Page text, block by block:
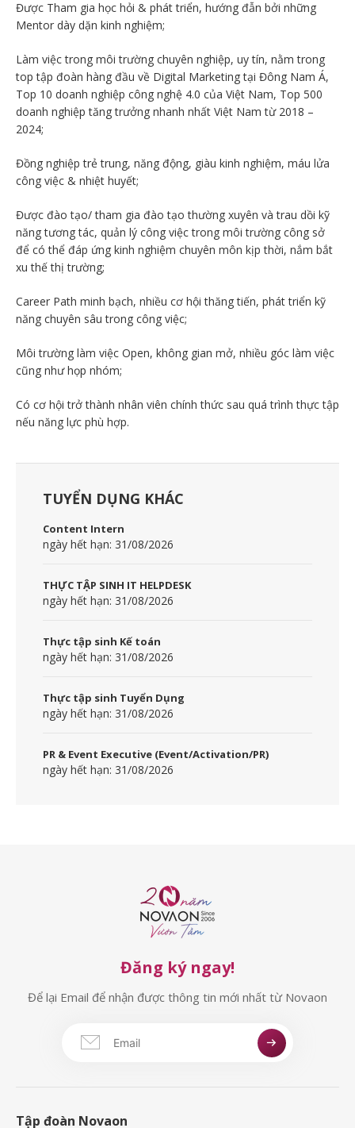
Được Tham gia học hỏi & phát triển, hướng đẫn bởi những
Mentor dày dặn kinh nghiệm;
Làm việc trong môi trường chuyên nghiệp, uy tín, nằm trong
top tập đoàn hàng đầu về Digital Marketing tại Đông Nam Á,
Top 10 doanh nghiệp công nghệ 4.0 của Việt Nam, Top 500
doanh nghiệp tăng trưởng nhanh nhất Việt Nam từ 2018 –
2024;
Đồng nghiệp trẻ trung, năng động, giàu kinh nghiệm, máu lửa
công việc & nhiệt huyết;
Được đào tạo/ tham gia đào tạo thường xuyên và trau dồi kỹ
năng tương tác, quản lý công việc trong môi trường công sở
để có thể đáp ứng kinh nghiệm chuyên môn kịp thời, nắm bắt
xu thế thị trường;
Career Path minh bạch, nhiều cơ hội thăng tiến, phát triển kỹ
năng chuyên sâu trong công việc;
Môi trường làm việc Open, không gian mở, nhiều góc làm việc
cũng như họp nhóm;
Có cơ hội trở thành nhân viên chính thức sau quá trình thực tập
nếu năng lực phù hợp.
TUYỂN DỤNG KHÁC
Content Intern
ngày hết hạn: 31/08/2026
THỰC TẬP SINH IT HELPDESK
ngày hết hạn: 31/08/2026
Thực tập sinh Kế toán
ngày hết hạn: 31/08/2026
Thực tập sinh Tuyển Dụng
ngày hết hạn: 31/08/2026
PR & Event Executive (Event/Activation/PR)
ngày hết hạn: 31/08/2026
Đăng ký ngay!
Để lại Email để nhận được thông tin mới nhất từ Novaon
Tập đoàn Novaon